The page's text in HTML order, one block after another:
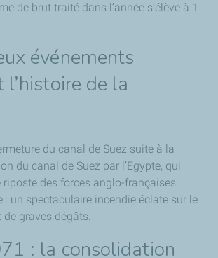
de brut traité dans l’année s’élève à 1
événements
de la
du canal de Suez suite à la
du canal de Suez par l’Egypte, qui
riposte des forces anglo-françaises.
: un spectaculaire incendie éclate sur le
de graves dégâts.
: la consolidation